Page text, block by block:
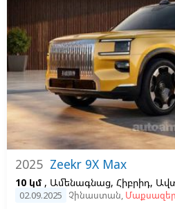
2025 Zeekr 9X Max
10 կմ , Ամենագնաց, Հիբրիդ,
02.09.2025 Չինաստան,